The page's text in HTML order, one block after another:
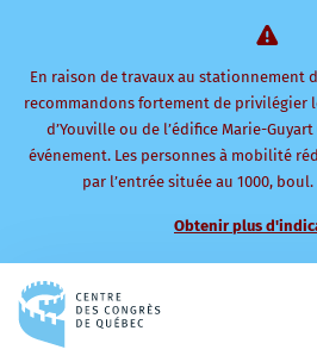
En raison de travaux au stationnement
recommandons fortement de privilégier
d’Youville ou de l’édifice Marie-
événement. Les personnes à mobilité
par l’entrée située au 1000, boul.
Obtenir plus
à